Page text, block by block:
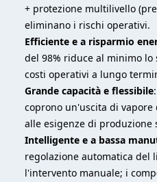
+ protezione multilivello
eliminano i rischi operativi.
Efficiente e a risparmio
del 98% riduce al minimo
costi operativi a lungo
Grande capacità e flessibile
coprono un'uscita di vapore
alle esigenze di produzione
Intelligente e a bassa
regolazione automatica del
l'intervento manuale; i